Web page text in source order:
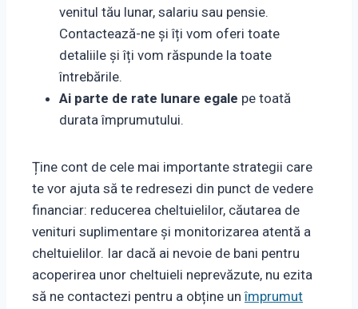
venitul tău lunar, salariu sau pensie.
Contactează-ne și îți vom oferi toate
detaliile și îți vom răspunde la toate
întrebările.
Ai parte de rate lunare egale pe toată
durata împrumutului.
Ține cont de cele mai importante strategii care
te vor ajuta să te redresezi din punct de vedere
financiar: reducerea cheltuielilor, căutarea de
venituri suplimentare și monitorizarea atentă a
cheltuielilor. Iar dacă ai nevoie de bani pentru
acoperirea unor cheltuieli neprevăzute, nu ezita
să ne contactezi pentru a obține unîmprumut